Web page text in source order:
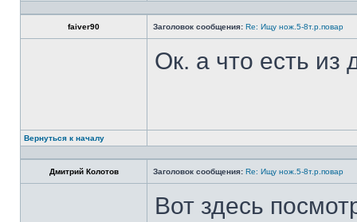
faiver90 Заголовок сообщения: Re: Ищу нож.5-8т.р.повар
Ок. а что есть из
Вернуться к началу
Дмитрий Колотов Заголовок сообщения: Re: Ищу нож.5-8т.р.повар
Вот здесь